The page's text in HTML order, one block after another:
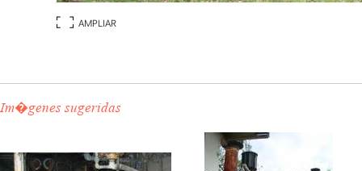
AMPLIAR
Im�genes sugeridas